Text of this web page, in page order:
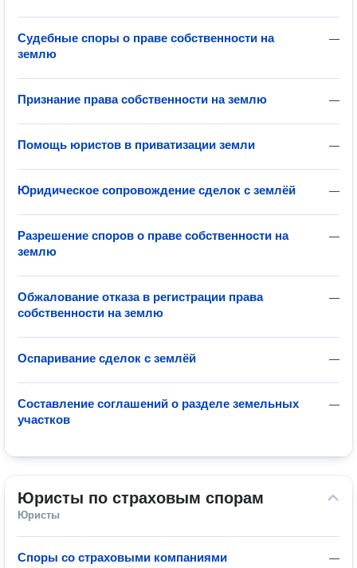
—
Судебные споры о праве собственности на
землю
—
Признание права собственности на землю
—
Помощь юристов в приватизации земли
—
Юридическое сопровождение сделок с землёй
—
Разрешение споров о праве собственности на
землю
—
Обжалование отказа в регистрации права
собственности на землю
—
Оспаривание сделок с землёй
—
Составление соглашений о разделе земельных
участков
Юристы по страховым спорам
Юристы
—
Споры со страховыми компаниями